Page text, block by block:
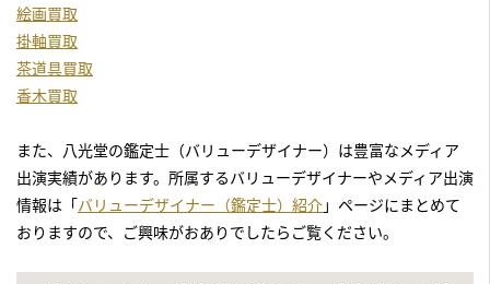
2018年11月22日放送
テレビ東京「あなたの家にもお宝が！突撃！しあわせ買取隊」
2018年11月16日放送
2018年11月1日放送
読売テレビ「 かんさい情報ネットten」
『あなたの味方お役に立ちます』のコーナー
絵画買取
掛軸買取
茶道具買取
香木買取
また、八光堂の鑑定士（バリューデザイナー）は豊富なメディア
出演実績があります。所属するバリューデザイナーやメディア出演
情報は「バリューデザイナー（鑑定士）紹介」ページにまとめて
おりますので、ご興味がおありでしたらご覧ください。